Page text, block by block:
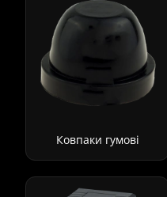
Ковпаки гумові